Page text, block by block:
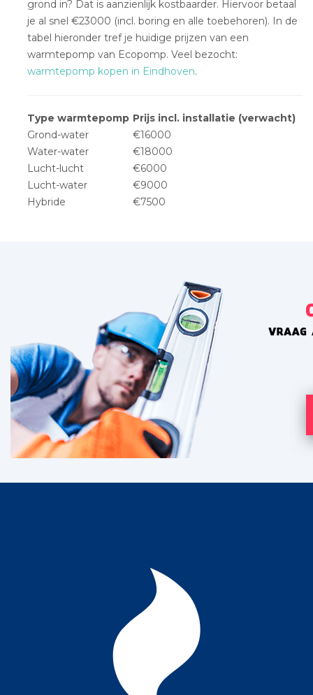
grond in? Dat is aanzienlijk kostbaarder. Hiervoor betaal
je al snel €23000 (incl. boring en alle toebehoren). In de
tabel hieronder tref je huidige prijzen van een
warmtepomp van Ecopomp. Veel bezocht:
warmtepomp kopen in Eindhoven.
Type warmtepomp Prijs incl. installatie (verwacht)
Grond-water
€16000
Water-water
€18000
Lucht-lucht
€6000
Lucht-water
€9000
Hybride
€7500